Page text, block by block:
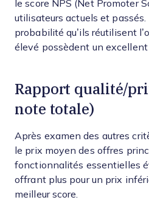
le score NPS (Net Promoter
utilisateurs actuels et
probabilité qu’ils réutilisent
élevé possèdent un excellent
Rapport qualité/
note totale)
Après examen des autres
le prix moyen des offres
fonctionnalités essentielles
offrant plus pour un prix
meilleur score.